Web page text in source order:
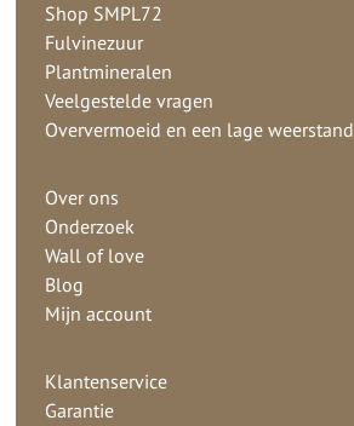
Shop SMPL72
Fulvinezuur
Plantmineralen
Veelgestelde vragen
Oververmoeid en een lage weerstand
Over ons
Onderzoek
Wall of love
Blog
Mijn account
Klantenservice
Garantie